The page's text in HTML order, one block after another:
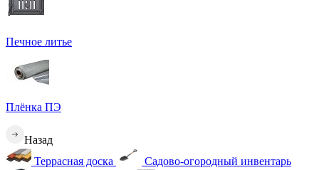
Печное литье
Плёнка ПЭ
Назад
Террасная доска
Садово-огородный инвентарь